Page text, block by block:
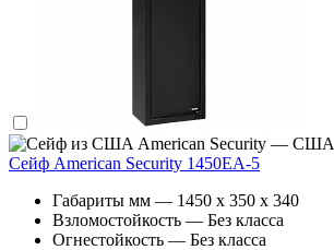
American Security — США
Сейф American Security 1450EA-5
Габариты мм — 1450 x 350 x 340
Взломостойкость — Без класса
Огнестойкость — Без класса